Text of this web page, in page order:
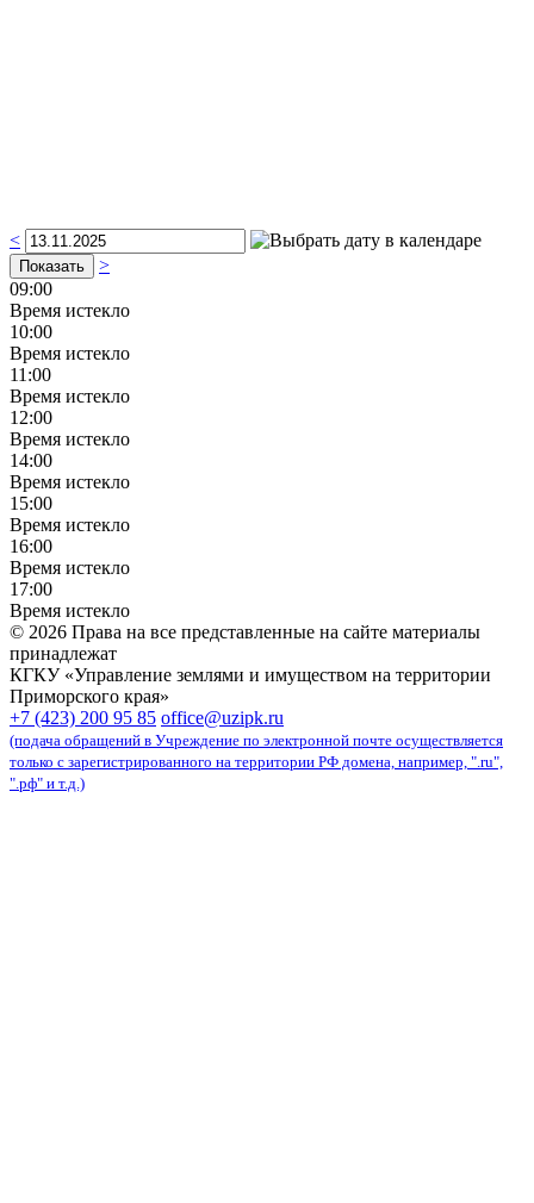
<
>
09:00
Время истекло
10:00
Время истекло
11:00
Время истекло
12:00
Время истекло
14:00
Время истекло
15:00
Время истекло
16:00
Время истекло
17:00
Время истекло
© 2026 Права на все представленные на сайте материалы
принадлежат
КГКУ «Управление землями и имуществом на территории
Приморского края»
+7 (423) 200 95 85 office@uzipk.ru
(подача обращений в Учреждение по электронной почте осуществляется
только с зарегистрированного на территории РФ домена, например, ".ru",
".рф" и т.д.)